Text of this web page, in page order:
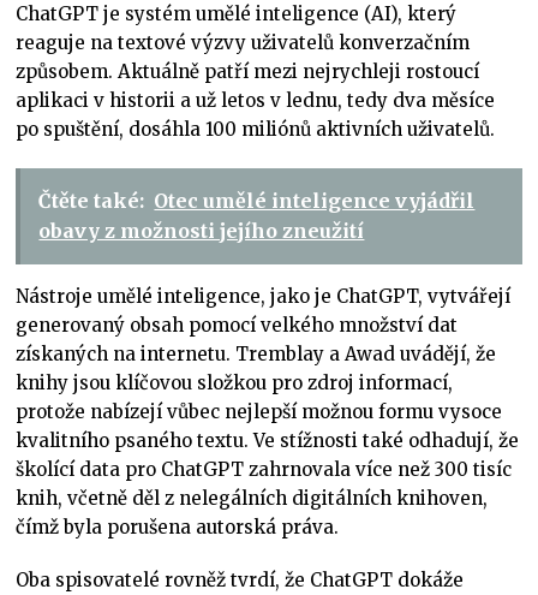
ChatGPT je systém umělé inteligence (AI), který
reaguje na textové výzvy uživatelů konverzačním
způsobem. Aktuálně patří mezi nejrychleji rostoucí
aplikaci v historii a už letos v lednu, tedy dva měsíce
po spuštění, dosáhla 100 miliónů aktivních uživatelů.
Čtěte také: Otec umělé inteligence vyjádřil
obavy z možnosti jejího zneužití
Nástroje umělé inteligence, jako je ChatGPT, vytvářejí
generovaný obsah pomocí velkého množství dat
získaných na internetu. Tremblay a Awad uvádějí, že
knihy jsou klíčovou složkou pro zdroj informací,
protože nabízejí vůbec nejlepší možnou formu vysoce
kvalitního psaného textu. Ve stížnosti také odhadují, že
školící data pro ChatGPT zahrnovala více než 300 tisíc
knih, včetně děl z nelegálních digitálních knihoven,
čímž byla porušena autorská práva.
Oba spisovatelé rovněž tvrdí, že ChatGPT dokáže